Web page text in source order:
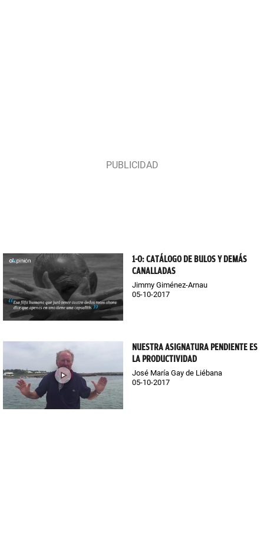
1-O: CATÁLOGO DE BULOS Y DEMÁS
CANALLADAS
Jimmy Giménez-Arnau
05-10-2017
NUESTRA ASIGNATURA PENDIENTE ES
LA PRODUCTIVIDAD
José María Gay de Liébana
05-10-2017